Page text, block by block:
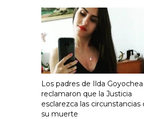
Los padres de Ilda Goyochea
reclamaron que la Justicia
esclarezca las circunstancias
su muerte